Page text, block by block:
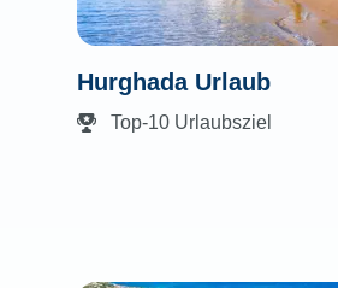
Hurghada Urlaub
Top-10 Urlaubsziel